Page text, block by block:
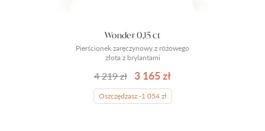
Pierścionek zaręczynowy z różowego
złota z brylantami
Wonder 0,15 ct
4 219 zł 3 165 zł
Oszczędzasz -1 054 zł